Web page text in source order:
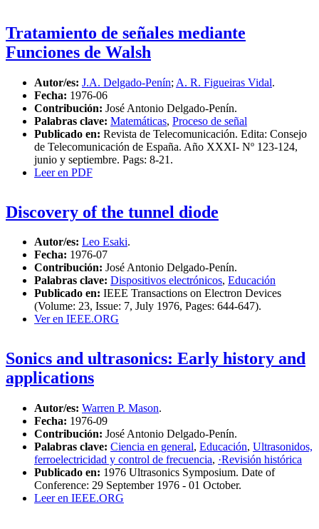
Tratamiento de señales mediante
Funciones de Walsh
Autor/es: J.A. Delgado-Penín; A. R. Figueiras Vidal.
Fecha: 1976-06
Contribución: José Antonio Delgado-Penín.
Palabras clave: Matemáticas, Proceso de señal
Publicado en: Revista de Telecomunicación. Edita: Consejo
de Telecomunicación de España. Año XXXI- Nº 123-124,
junio y septiembre. Pags: 8-21.
Leer en PDF
Discovery of the tunnel diode
Autor/es: Leo Esaki.
Fecha: 1976-07
Contribución: José Antonio Delgado-Penín.
Palabras clave: Dispositivos electrónicos, Educación
Publicado en: IEEE Transactions on Electron Devices
(Volume: 23, Issue: 7, July 1976, Pages: 644-647).
Ver en IEEE.ORG
Sonics and ultrasonics: Early history and
applications
Autor/es: Warren P. Mason.
Fecha: 1976-09
Contribución: José Antonio Delgado-Penín.
Palabras clave: Ciencia en general, Educación, Ultrasonidos,
ferroelectricidad y control de frecuencia, ·Revisión histórica
Publicado en: 1976 Ultrasonics Symposium. Date of
Conference: 29 September 1976 - 01 October.
Leer en IEEE.ORG